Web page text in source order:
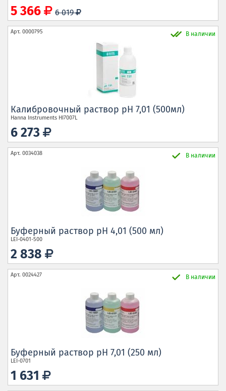
5 366 6 019
Арт. 0000795 В наличии
Калибровочный раствор рН 7,01 (500мл)
Hanna Instruments HI7007L
6 273
Арт. 0034038 В наличии
Буферный раствор pH 4,01 (500 мл)
LEI-0401-500
2 838
Арт. 0024427 В наличии
Буферный раствор pH 7,01 (250 мл)
LEI-0701
1 631